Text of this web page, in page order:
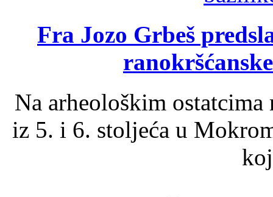
Fra Jozo Grbeš
Na arheološkim
iz 5. i 6. stoljeća u